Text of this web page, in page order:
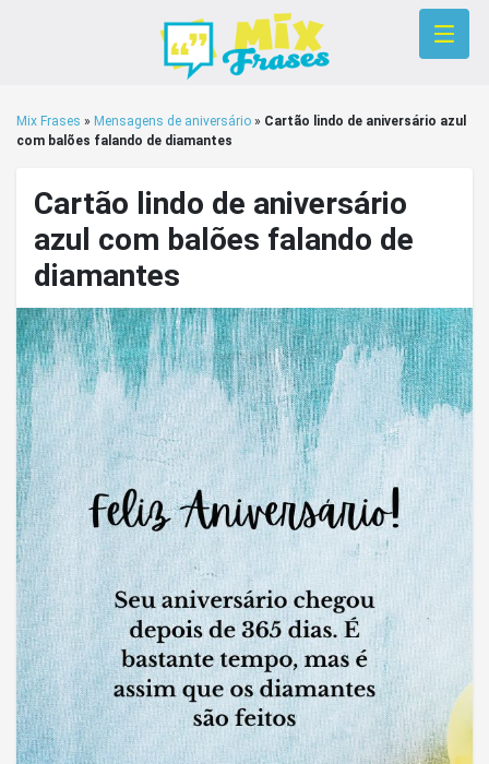
Mix Frases » Mensagens de aniversário » Cartão lindo de aniversário azul
com balões falando de diamantes
Cartão lindo de aniversário
azul com balões falando de
diamantes